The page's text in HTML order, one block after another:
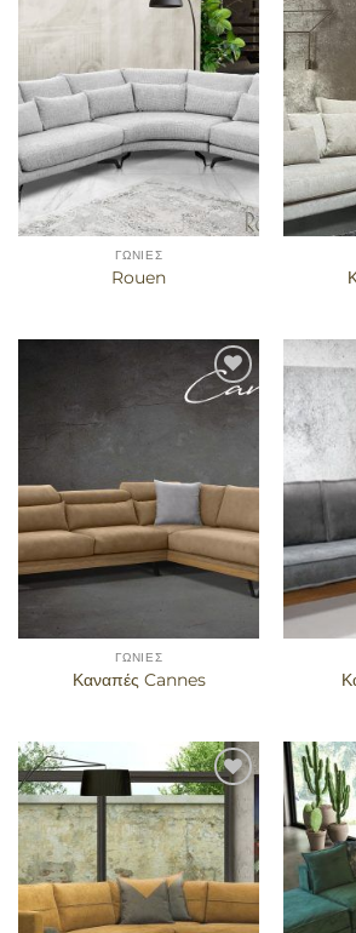
στα
αγαπημένα
ΓΩΝΊΕΣ
Rouen
Προσθήκη
ΓΩΝΊΕΣ
Καναπές Cannes
Προσθήκη
στα
αγαπημένα